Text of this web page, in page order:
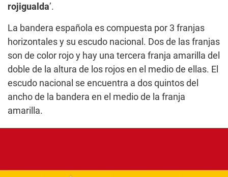
rojigualda’.
La bandera española es compuesta por 3 franjas
horizontales y su escudo nacional. Dos de las franjas
son de color rojo y hay una tercera franja amarilla del
doble de la altura de los rojos en el medio de ellas. El
escudo nacional se encuentra a dos quintos del
ancho de la bandera en el medio de la franja
amarilla.